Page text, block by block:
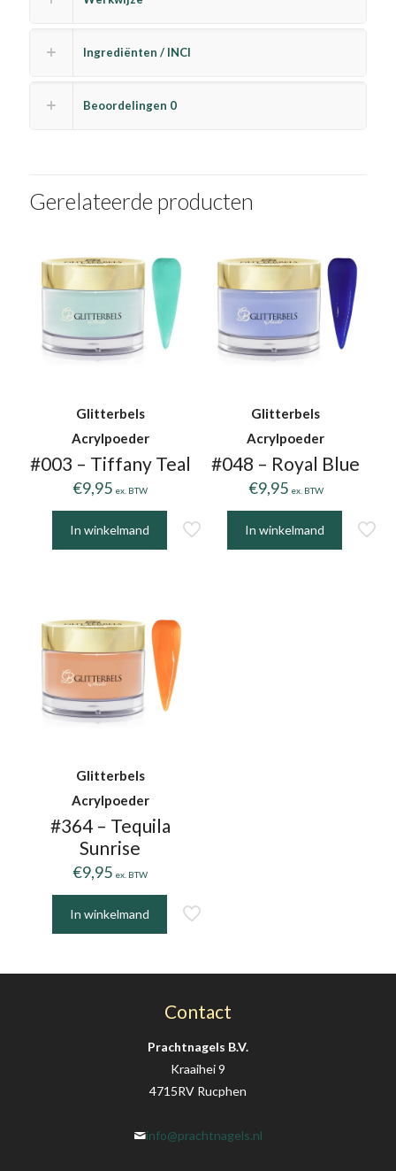
Ingrediënten / INCI
Beoordelingen 0
Gerelateerde producten
Glitterbels
Acrylpoeder
#003 – Tiffany Teal
€9,95 ex. BTW
In winkelmand
Glitterbels
Acrylpoeder
#048 – Royal Blue
€9,95 ex. BTW
In winkelmand
Glitterbels
Acrylpoeder
#364 – Tequila
Sunrise
€9,95 ex. BTW
In winkelmand
Contact
Prachtnagels B.V.
Kraaihei 9
4715RV Rucphen
info@prachtnagels.nl